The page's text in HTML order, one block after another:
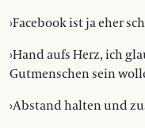
›Facebook ist ja eher
›Hand aufs Herz, ich
Gutmenschen sein
›Abstand halten und